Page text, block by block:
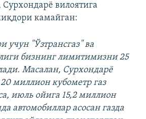
вилоятига
камайган:
учун "Ўзтрансгаз" ва
бизнинг лимитимизни 25
Масалан, Сурхондарё
миллион кубометр газ
июль ойига 15,2 миллион
автомобиллар асосан газда